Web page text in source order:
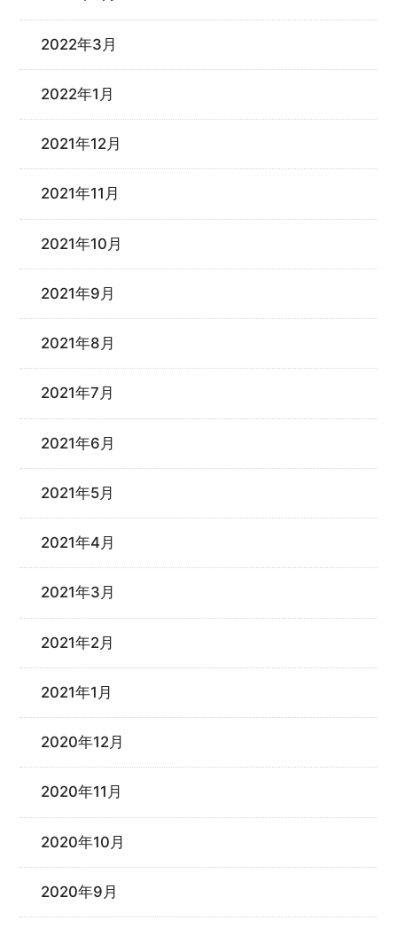
2022年3月
2022年1月
2021年12月
2021年11月
2021年10月
2021年9月
2021年8月
2021年7月
2021年6月
2021年5月
2021年4月
2021年3月
2021年2月
2021年1月
2020年12月
2020年11月
2020年10月
2020年9月